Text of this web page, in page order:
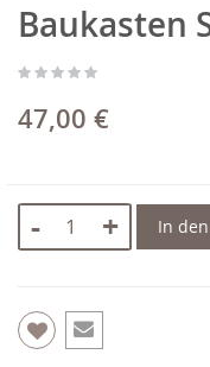
Anfang
der
springen
Baukasten
47,00 €
- + In